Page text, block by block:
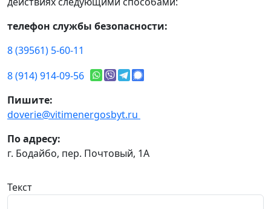
телефон службы безопасности:
8 (39561) 5-60-11
8 (914) 914-09-56
Пишите:
doverie@vitimenergosbyt.ru
По адресу:
г. Бодайбо, пер. Почтовый, 1А
Текст